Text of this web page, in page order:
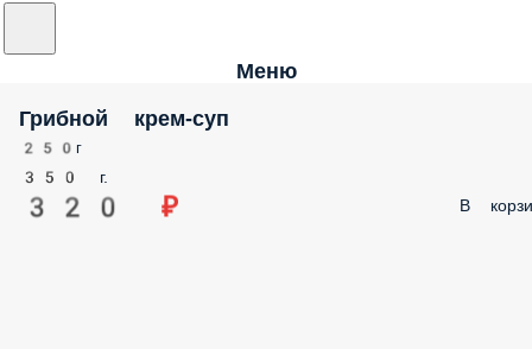
Меню
Грибной крем-суп
250г
350 г.
320 ₽ В